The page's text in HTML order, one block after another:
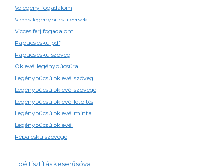
Volegeny fogadalom
Vicces legenybucsu versek
Vicces ferj fogadalom
Papucs esku pdf
Papucs esku szoveg
Oklevél legénybúcsúra
Legénybúcsú oklevél szöveg
Legénybúcsú oklevél szövege
Legénybúcsú oklevél letöltés
Legénybúcsú oklevél minta
Legénybúcsú oklevél
Répa eskü szövege
béltisztítás keserűsóval